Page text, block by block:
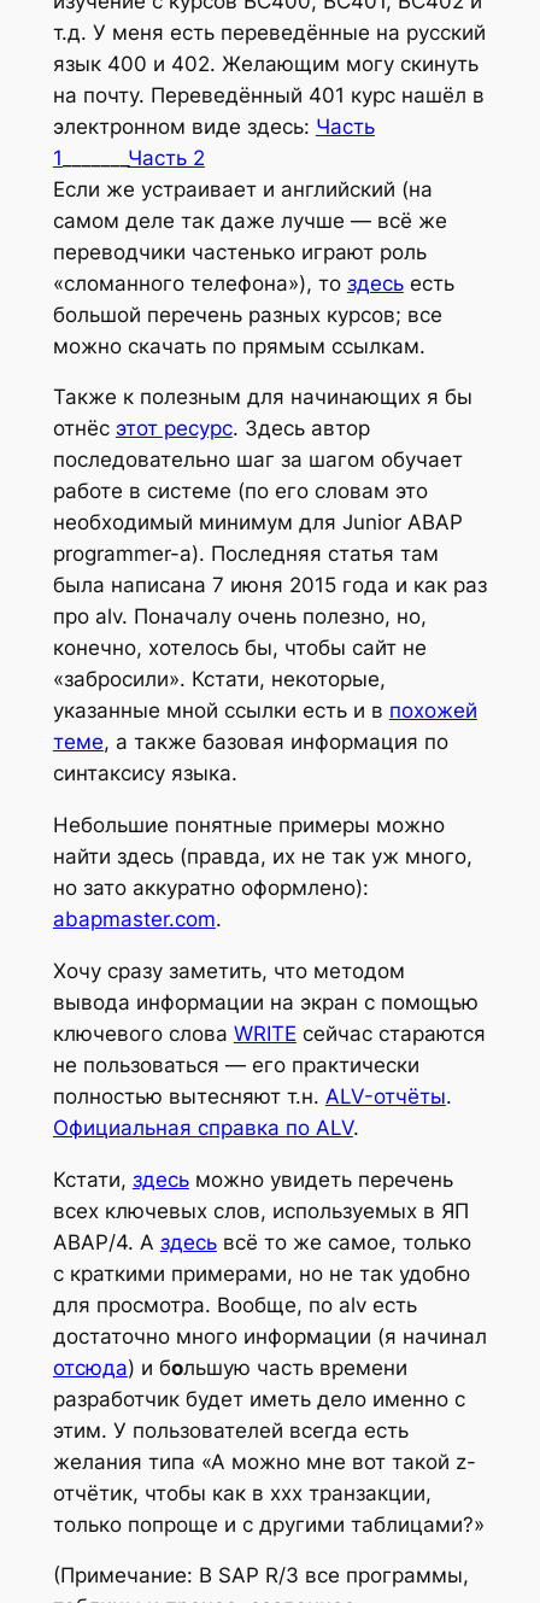
т.д. У меня есть переведённые на русский
язык 400 и 402. Желающим могу скинуть
на почту. Переведённый 401 курс нашёл в
электронном виде здесь: Часть
1
Часть 2
Если же устраивает и английский (на
самом деле так даже лучше — всё же
переводчики частенько играют роль
«сломанного телефона»), то здесьесть
большой перечень разных курсов; все
можно скачать по прямым ссылкам.
Также к полезным для начинающих я бы
отнёс этот ресурс. Здесь автор
последовательно шаг за шагом обучает
работе в системе (по его словам это
необходимый минимум для Junior ABAP
programmer-а). Последняя статья там
была написана 7 июня 2015 года и как раз
про alv. Поначалу очень полезно, но,
конечно, хотелось бы, чтобы сайт не
«забросили». Кстати, некоторые,
указанные мной ссылки есть и в похожей
теме, а также базовая информация по
синтаксису языка.
Небольшие понятные примеры можно
найти здесь (правда, их не так уж много,
но зато аккуратно оформлено):
abapmaster.com.
Хочу сразу заметить, что методом
вывода информации на экран с помощью
ключевого слова WRITE сейчас стараются
не пользоваться — его практически
полностью вытесняют т.н. ALV-отчёты.
Официальная справка по ALV.
Кстати, здесьможно увидеть перечень
всех ключевых слов, используемых в ЯП
АВАР/4. А здесьвсё то же самое, только
с краткими примерами, но не так удобно
для просмотра. Вообще, по alv есть
достаточно много информации (я начинал
отсюда) и большую часть времени
разработчик будет иметь дело именно с
этим. У пользователей всегда есть
желания типа «А можно мне вот такой z-
отчётик, чтобы как в ххх транзакции,
только попроще и с другими таблицами?»
(Примечание: В SAP R/3 все программы,